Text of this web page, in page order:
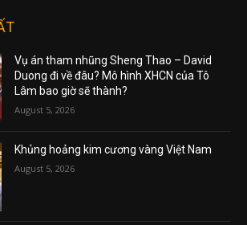
Vụ án tham nhũng Sheng Thao – David
Duong đi về đâu? Mô hình XHCN của Tô
Lâm bao giờ sẽ thành?
August 5, 2026
Khủng hoảng kim cương vàng Việt Nam
August 5, 2026